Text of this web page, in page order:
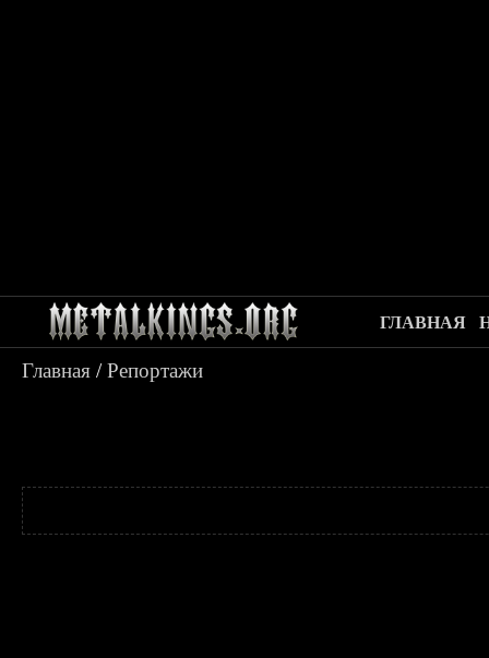
ГЛАВНАЯ
Главная /Репортажи